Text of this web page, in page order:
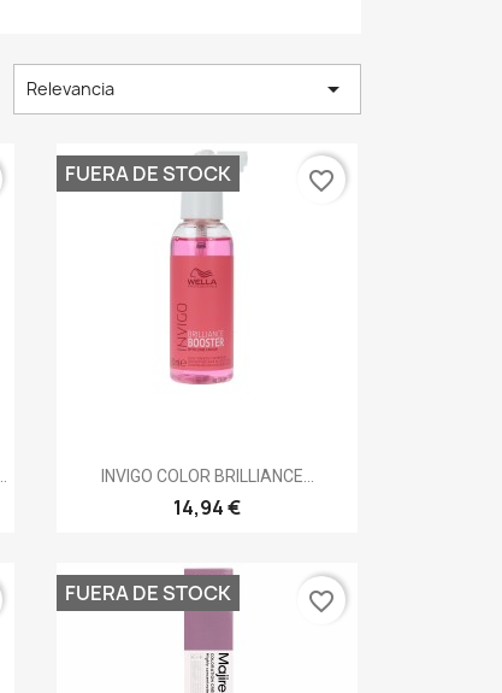
Relevancia 
Vista rápida
INVIGO COLOR BRILLIANCE...
14,94 €
FUERA DE STOCK favorite_border
FUERA DE STOCK favorite_border